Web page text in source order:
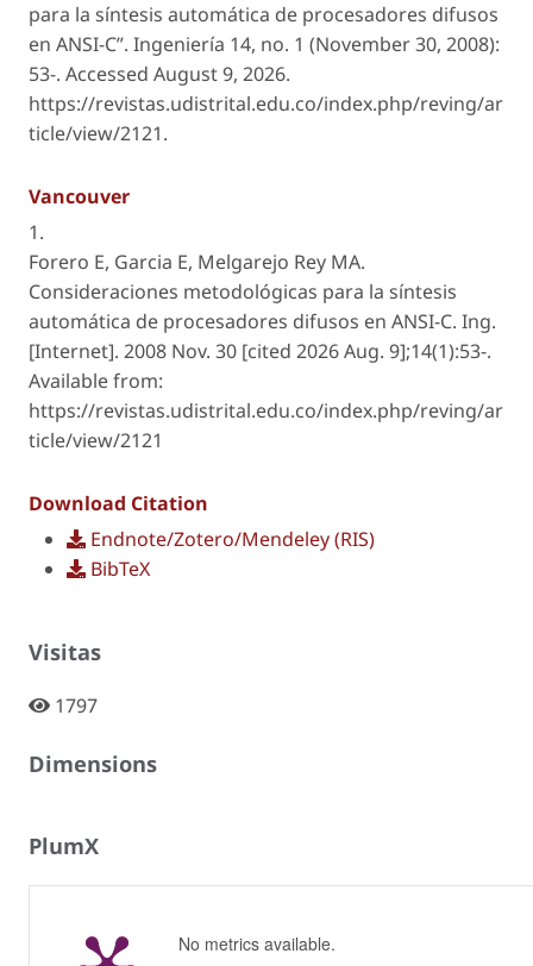
para la síntesis automática de procesadores difusos
en ANSI-C”. Ingeniería 14, no. 1 (November 30, 2008):
53-. Accessed August 9, 2026.
https://revistas.udistrital.edu.co/index.php/reving/ar
ticle/view/2121.
Vancouver
1.
Forero E, Garcia E, Melgarejo Rey MA.
Consideraciones metodológicas para la síntesis
automática de procesadores difusos en ANSI-C. Ing.
[Internet]. 2008 Nov. 30 [cited 2026 Aug. 9];14(1):53-.
Available from:
https://revistas.udistrital.edu.co/index.php/reving/ar
ticle/view/2121
Download Citation
Endnote/Zotero/Mendeley (RIS)
BibTeX
Visitas
1797
Dimensions
PlumX
No metrics available.